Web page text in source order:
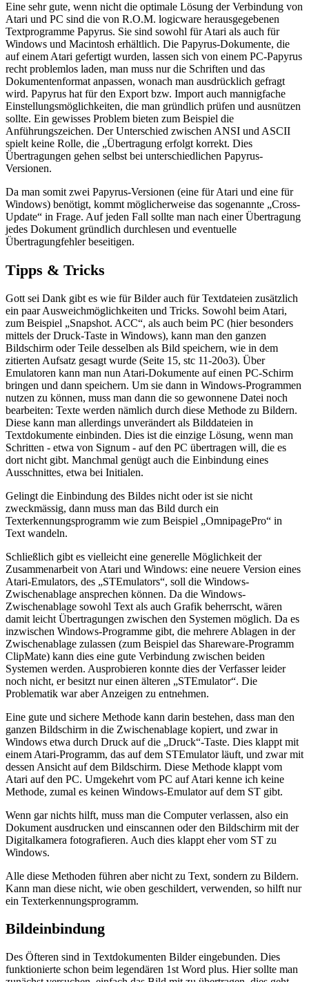
Eine sehr gute, wenn nicht die optimale Lösung der Verbindung von
Atari und PC sind die von R.O.M. logicware herausgegebenen
Textprogramme Papyrus. Sie sind sowohl für Atari als auch für
Windows und Macintosh erhältlich. Die Papyrus-Dokumente, die
auf einem Atari gefertigt wurden, lassen sich von einem PC-Papyrus
recht problemlos laden, man muss nur die Schriften und das
Dokumentenformat anpassen, wonach man ausdrücklich gefragt
wird. Papyrus hat für den Export bzw. Import auch mannigfache
Einstellungsmöglichkeiten, die man gründlich prüfen und ausnützen
sollte. Ein gewisses Problem bieten zum Beispiel die
Anführungszeichen. Der Unterschied zwischen ANSI und ASCII
spielt keine Rolle, die „Übertragung erfolgt korrekt. Dies
Übertragungen gehen selbst bei unterschiedlichen Papyrus-
Versionen.
Da man somit zwei Papyrus-Versionen (eine für Atari und eine für
Windows) benötigt, kommt möglicherweise das sogenannte „Cross-
Update“ in Frage. Auf jeden Fall sollte man nach einer Übertragung
jedes Dokument gründlich durchlesen und eventuelle
Übertragungfehler beseitigen.
Tipps & Tricks
Gott sei Dank gibt es wie für Bilder auch für Textdateien zusätzlich
ein paar Ausweichmöglichkeiten und Tricks. Sowohl beim Atari,
zum Beispiel „Snapshot. ACC“, als auch beim PC (hier besonders
mittels der Druck-Taste in Windows), kann man den ganzen
Bildschirm oder Teile desselben als Bild speichern, wie in dem
zitierten Aufsatz gesagt wurde (Seite 15, stc 11-20o3). Über
Emulatoren kann man nun Atari-Dokumente auf einen PC-Schirm
bringen und dann speichern. Um sie dann in Windows-Programmen
nutzen zu können, muss man dann die so gewonnene Datei noch
bearbeiten: Texte werden nämlich durch diese Methode zu Bildern.
Diese kann man allerdings unverändert als Bilddateien in
Textdokumente einbinden. Dies ist die einzige Lösung, wenn man
Schritten - etwa von Signum - auf den PC übertragen will, die es
dort nicht gibt. Manchmal genügt auch die Einbindung eines
Ausschnittes, etwa bei Initialen.
Gelingt die Einbindung des Bildes nicht oder ist sie nicht
zweckmässig, dann muss man das Bild durch ein
Texterkennungsprogramm wie zum Beispiel „OmnipagePro“ in
Text wandeln.
Schließlich gibt es vielleicht eine generelle Möglichkeit der
Zusammenarbeit von Atari und Windows: eine neuere Version eines
Atari-Emulators, des „STEmulators“, soll die Windows-
Zwischenablage ansprechen können. Da die Windows-
Zwischenablage sowohl Text als auch Grafik beherrscht, wären
damit leicht Übertragungen zwischen den Systemen möglich. Da es
inzwischen Windows-Programme gibt, die mehrere Ablagen in der
Zwischenablage zulassen (zum Beispiel das Shareware-Programm
ClipMate) kann dies eine gute Verbindung zwischen beiden
Systemen werden. Ausprobieren konnte dies der Verfasser leider
noch nicht, er besitzt nur einen älteren „STEmulator“. Die
Problematik war aber Anzeigen zu entnehmen.
Eine gute und sichere Methode kann darin bestehen, dass man den
ganzen Bildschirm in die Zwischenablage kopiert, und zwar in
Windows etwa durch Druck auf die „Druck“-Taste. Dies klappt mit
einem Atari-Programm, das auf dem STEmulator läuft, und zwar mit
dessen Ansicht auf dem Bildschirm. Diese Methode klappt vom
Atari auf den PC. Umgekehrt vom PC auf Atari kenne ich keine
Methode, zumal es keinen Windows-Emulator auf dem ST gibt.
Wenn gar nichts hilft, muss man die Computer verlassen, also ein
Dokument ausdrucken und einscannen oder den Bildschirm mit der
Digitalkamera fotografieren. Auch dies klappt eher vom ST zu
Windows.
Alle diese Methoden führen aber nicht zu Text, sondern zu Bildern.
Kann man diese nicht, wie oben geschildert, verwenden, so hilft nur
ein Texterkennungsprogramm.
Bildeinbindung
Des Öfteren sind in Textdokumenten Bilder eingebunden. Dies
funktionierte schon beim legendären 1st Word plus. Hier sollte man